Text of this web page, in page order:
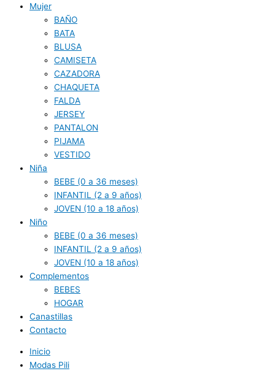
Mujer
BAÑO
BATA
BLUSA
CAMISETA
CAZADORA
CHAQUETA
FALDA
JERSEY
PANTALON
PIJAMA
VESTIDO
Niña
BEBE (0 a 36 meses)
INFANTIL (2 a 9 años)
JOVEN (10 a 18 años)
Niño
BEBE (0 a 36 meses)
INFANTIL (2 a 9 años)
JOVEN (10 a 18 años)
Complementos
BEBES
HOGAR
Canastillas
Contacto
Inicio
Modas Pili